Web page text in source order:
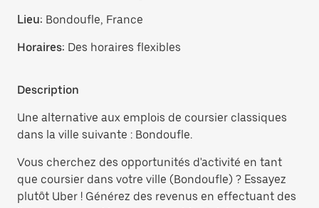
Lieu: Bondoufle, France
Horaires: Des horaires flexibles
Description
Une alternative aux emplois de coursier classiques
dans la ville suivante : Bondoufle.
Vous cherchez des opportunités d'activité en tant
que coursier dans votre ville (Bondoufle) ? Essayez
plutôt Uber ! Générez des revenus en effectuant des